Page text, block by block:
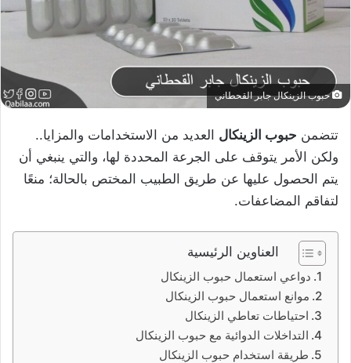
حبوب الزينكال جابر القحطاني
تتضمن حبوب الزينكال العديد من الاستخدامات والمزايا..
ولكن الأمر يتوقف على الجرعة المحددة لها، والتي ينبغي أن
يتم الحصول عليها عن طريق الطبيب المختص بالحالة؛ منعًا
لتفاقم المضاعفات.
العناوين الرئيسية
دواعي استعمال حبوب الزينكال
موانع استعمال حبوب الزينكال
احتياطات تعاطي الزينكال
التداخلات الدوائية مع حبوب الزينكال
طريقة استخدام حبوب الزينكال